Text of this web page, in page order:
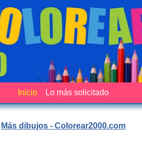
Inicio Lo más solicitado
Más dibujos - Colorear2000.com